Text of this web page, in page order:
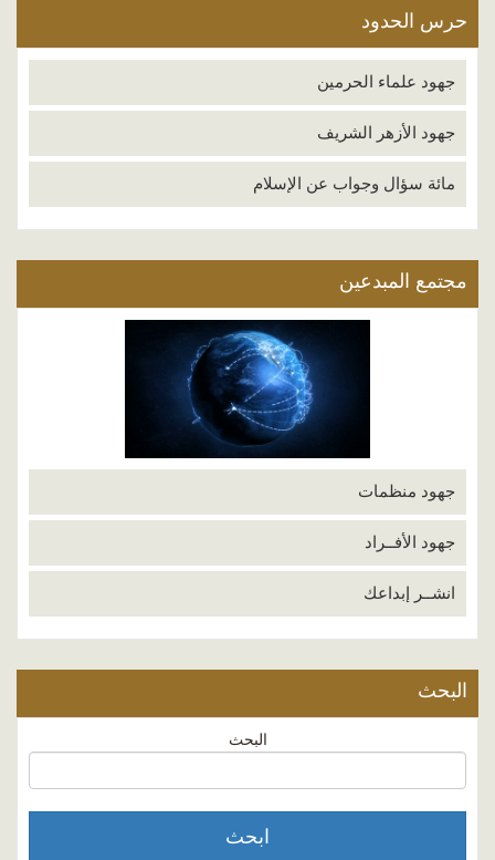
حرس الحدود
جهود علماء الحرمين
جهود الأزهر الشريف
مائة سؤال وجواب عن الإسلام
مجتمع المبدعين
جهود منظمات
جهود الأفــراد
انشــر إبداعك
البحث
البحث